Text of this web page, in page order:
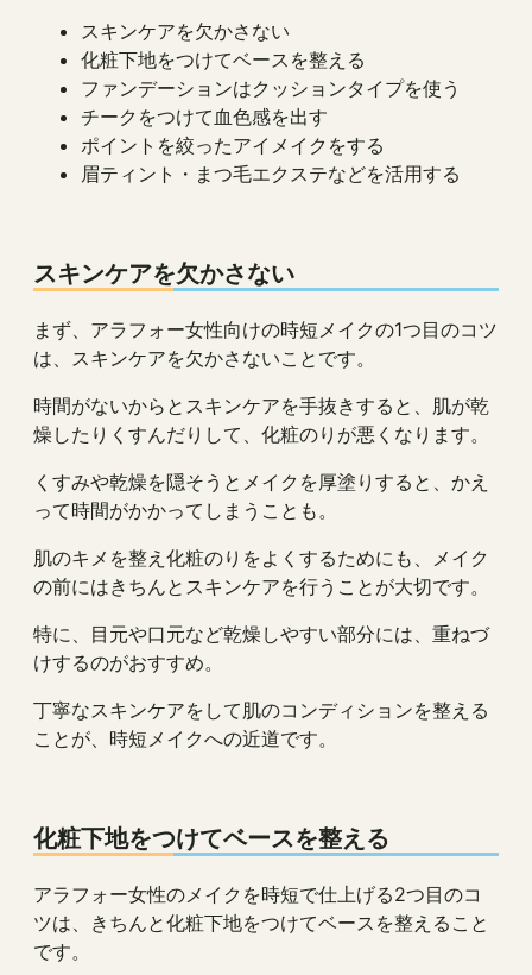
スキンケアを欠かさない
化粧下地をつけてベースを整える
ファンデーションはクッションタイプを使う
チークをつけて血色感を出す
ポイントを絞ったアイメイクをする
眉ティント・まつ毛エクステなどを活用する
スキンケアを欠かさない
まず、アラフォー女性向けの時短メイクの1つ目のコツ
は、スキンケアを欠かさないことです。
時間がないからとスキンケアを手抜きすると、肌が乾
燥したりくすんだりして、化粧のりが悪くなります。
くすみや乾燥を隠そうとメイクを厚塗りすると、かえ
って時間がかかってしまうことも。
肌のキメを整え化粧のりをよくするためにも、メイク
の前にはきちんとスキンケアを行うことが大切です。
特に、目元や口元など乾燥しやすい部分には、重ねづ
けするのがおすすめ。
丁寧なスキンケアをして肌のコンディションを整える
ことが、時短メイクへの近道です。
化粧下地をつけてベースを整える
アラフォー女性のメイクを時短で仕上げる2つ目のコ
ツは、きちんと化粧下地をつけてベースを整えること
です。